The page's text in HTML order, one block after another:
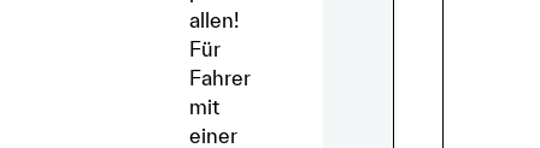
allen!
Für
Fahrer
mit
einer